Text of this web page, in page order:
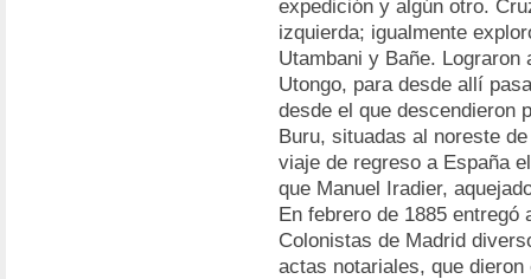
expedición y algún otro.
izquierda; igualmente
Utambani y Bañe.
Utongo, para desde allí
desde el que descendieron
Buru, situadas al noreste
viaje de regreso a España
que Manuel Iradier,
En febrero de 1885
Colonistas de Madrid
actas notariales, que